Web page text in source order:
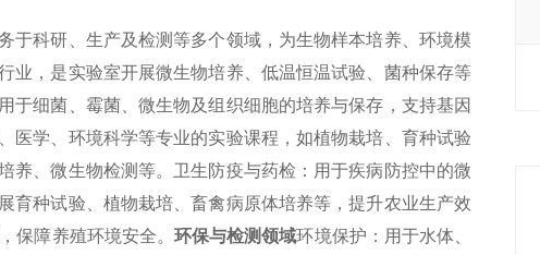
于科研、生产及检测等多个领域，为生物样本培养、环境模
业，是实验室开展微生物培养、低温恒温试验、菌种保存等
于细菌、霉菌、微生物及组织细胞的培养与保存，支持基因
医学、环境科学等专业的实验课程，如植物栽培、育种试验
养、微生物检测等。 卫生防疫与药检：用于疾病防控中的微
育种试验、植物栽培、畜禽病原体培养等，提升农业生产效
保障养殖环境安全。 环保与检测领域环境保护：用于水体、